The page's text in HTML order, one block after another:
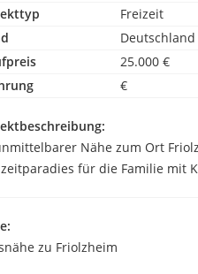
Freizeit
Deutschland
25.000 €
€
Nähe zum Ort
für die Familie mit
zu Friolzheim